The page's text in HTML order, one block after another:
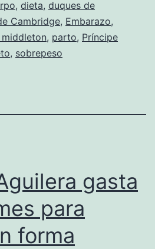
, dieta, duques de
Cambridge, Embarazo,
, parto, Príncipe
, sobrepeso
gasta
para
forma